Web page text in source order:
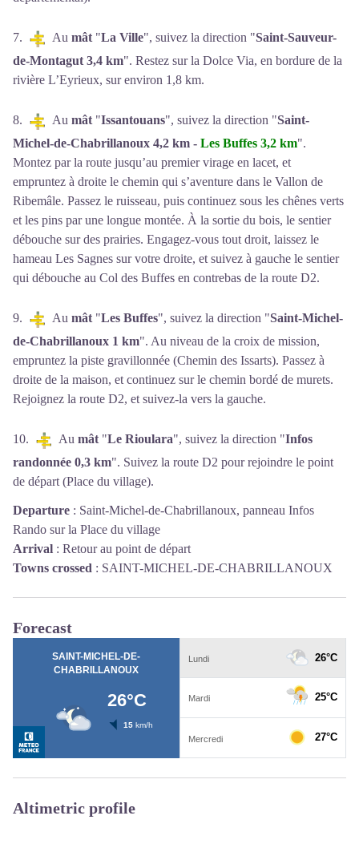
7. Au mât "La Ville", suivez la direction "Saint-Sauveur-
de-Montagut 3,4 km". Restez sur la Dolce Via, en bordure de la
rivière L’Eyrieux, sur environ 1,8 km.
8. Au mât "Issantouans", suivez la direction "Saint-
Michel-de-Chabrillanoux 4,2 km - Les Buffes 3,2 km".
Montez par la route jusqu’au premier virage en lacet, et
empruntez à droite le chemin qui s’aventure dans le Vallon de
Ribemâle. Passez le ruisseau, puis continuez sous les chênes verts
et les pins par une longue montée. À la sortie du bois, le sentier
débouche sur des prairies. Engagez-vous tout droit, laissez le
hameau Les Sagnes sur votre droite, et suivez à gauche le sentier
qui débouche au Col des Buffes en contrebas de la route D2.
9. Au mât "Les Buffes", suivez la direction "Saint-Michel-
de-Chabrillanoux 1 km". Au niveau de la croix de mission,
empruntez la piste gravillonnée (Chemin des Issarts). Passez à
droite de la maison, et continuez sur le chemin bordé de murets.
Rejoignez la route D2, et suivez-la vers la gauche.
10. Au mât "Le Rioulara", suivez la direction "Infos
randonnée 0,3 km". Suivez la route D2 pour rejoindre le point
de départ (Place du village).
Departure : Saint-Michel-de-Chabrillanoux, panneau Infos
Rando sur la Place du village
Arrival : Retour au point de départ
Towns crossed : SAINT-MICHEL-DE-CHABRILLANOUX
Forecast
Altimetric profile